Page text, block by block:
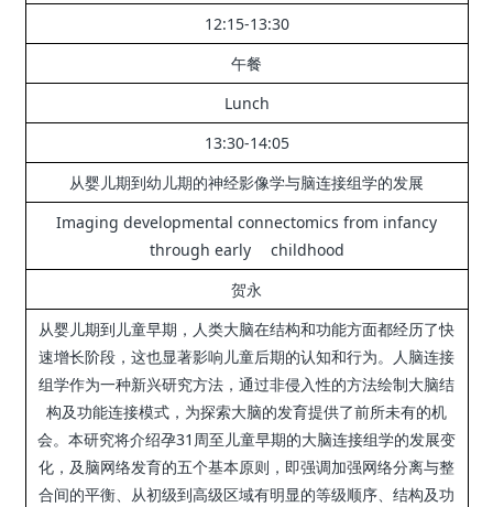
12:15-13:30
午餐
Lunch
13:30-14:05
从婴儿期到幼儿期的神经影像学与脑连接组学的发展
Imaging developmental connectomics from infancy
through early childhood
贺永
从婴儿期到儿童早期，人类大脑在结构和功能方面都经历了快
速增长阶段，这也显著影响儿童后期的认知和行为。 人脑连接
组学作为一种新兴研究方法，通过非侵入性的方法绘制大脑结
构及功能连接模式，为探索大脑的发育提供了前所未有的机
会。 本研究将介绍孕31周至儿童早期的大脑连接组学的发展变
化，及脑网络发育的五个基本原则，即强调加强网络分离与整
合间的平衡、从初级到高级区域有明显的等级顺序、结构及功